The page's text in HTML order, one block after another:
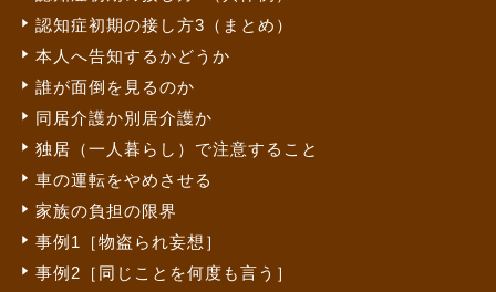
認知症初期の接し方3（まとめ）
本人へ告知するかどうか
誰が面倒を見るのか
同居介護か別居介護か
独居（一人暮らし）で注意すること
車の運転をやめさせる
家族の負担の限界
事例1［物盗られ妄想］
事例2［同じことを何度も言う］